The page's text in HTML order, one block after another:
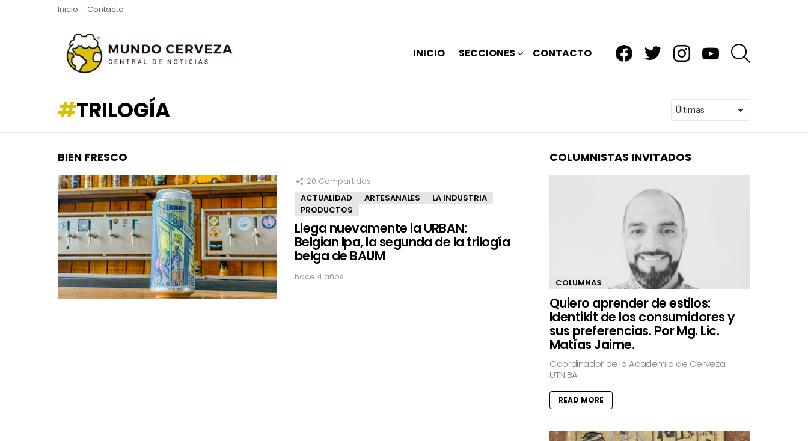
Inicio Contacto
INICIO SECCIONES CONTACTO
TRILOGÍA
BIEN FRESCO
20 Compartidos
ACTUALIDAD
ARTESANALES
LA INDUSTRIA
PRODUCTOS
Llega nuevamente la URBAN:
Belgian Ipa, la segunda de la trilogía
belga de BAUM
hace 4 años
COLUMNISTAS INVITADOS
COLUMNAS
Quiero aprender de estilos:
Identikit de los consumidores y
sus preferencias. Por Mg. Lic.
Matías Jaime.
Coordinador de la Academia de Cerveza
UTN.BA
READ MORE